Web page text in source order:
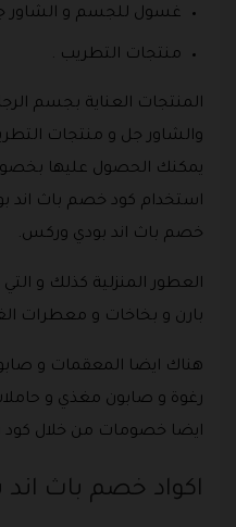
غسول للجسم و الشاور
منتجات التطريب .
المنتجات العناية بجسم
والشاور جل و منتجات
يمكنك الحصول عليها
خصم باث اند بودي وركس.
العطور المنزلية كذلك و
بارن و بخاخات و معطرات
هناك ايضا المعقمات و
رغوة و صابون مغذي و
ايضا خصومات من خلال كود باث
اكواد خصم باث اند